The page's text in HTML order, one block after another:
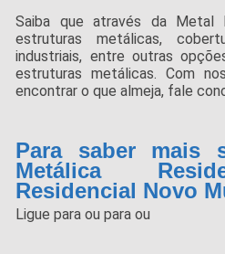
Saiba que através da Metal
estruturas metálicas,
industriais, entre outras
estruturas metálicas. Com
encontrar o que almeja, fale
Para saber mais
Metálica
Residencial Novo
Ligue paraou paraou